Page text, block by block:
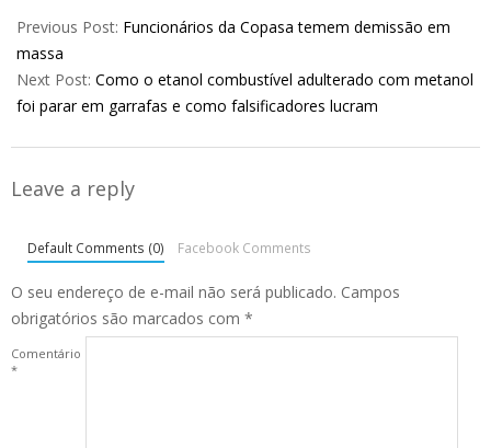
10-
15
Previous Post: Funcionários da Copasa temem demissão em
massa
Next Post: Como o etanol combustível adulterado com metanol
foi parar em garrafas e como falsificadores lucram
Leave a reply
Default Comments (0) Facebook Comments
O seu endereço de e-mail não será publicado. Campos
obrigatórios são marcados com *
Comentário
*